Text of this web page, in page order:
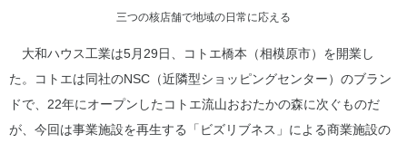
三つの核店舗で地域の日常に応える
大和ハウス工業は5月29日、コトエ橋本（相模原市）を開業し
た。コトエは同社のNSC（近隣型ショッピングセンター）のブラン
ドで、22年にオープンしたコトエ流山おおたかの森に次ぐものだ
が、今回は事業施設を再生する「ビズリブネス」による商業施設の